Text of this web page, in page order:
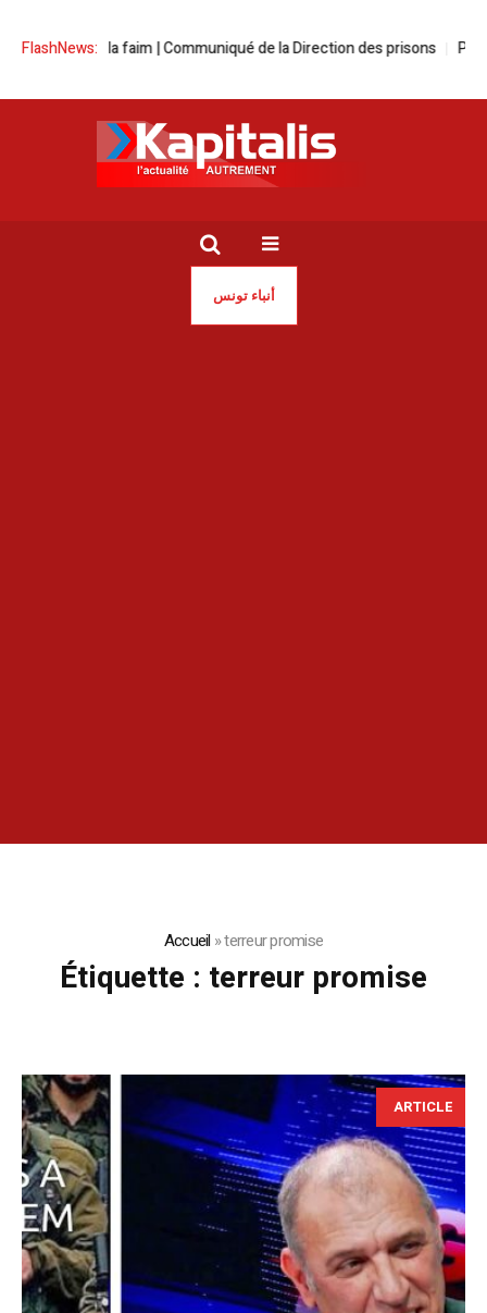
FlashNews:
grève de la faim | Communiqué de la Direction des prisons Pr.
أنباء تونس
Accueil »terreur promise
Étiquette : terreur promise
ARTICLE